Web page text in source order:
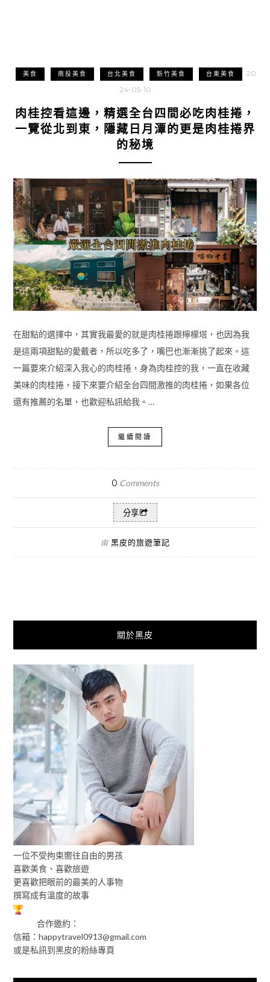
美食 南投美食 台北美食 新竹美食 台東美食
20
24-05-10
肉桂控看這邊，精選全台四間必吃肉桂捲，
一覽從北到東，隱藏日月潭的更是肉桂捲界
的秘境
在甜點的選擇中，其實我最愛的就是肉桂捲跟檸檬塔，也因為我
是這兩項甜點的愛戴者，所以吃多了，嘴巴也漸漸挑了起來。這
一篇要來介紹深入我心的肉桂捲，身為肉桂控的我，一直在收藏
美味的肉桂捲，接下來要介紹全台四間激推的肉桂捲，如果各位
還有推薦的名單，也歡迎私訊給我。…
繼續閱讀
0 Comments
分享
由 黑皮的旅遊筆記
關於黑皮
一位不受拘束嚮往自由的男孩
喜歡美食、喜歡旅遊
更喜歡把眼前的最美的人事物
撰寫成有溫度的故事
合作邀約：
信箱：happytravel0913@gmail.com
或是私訊到黑皮的粉絲專頁